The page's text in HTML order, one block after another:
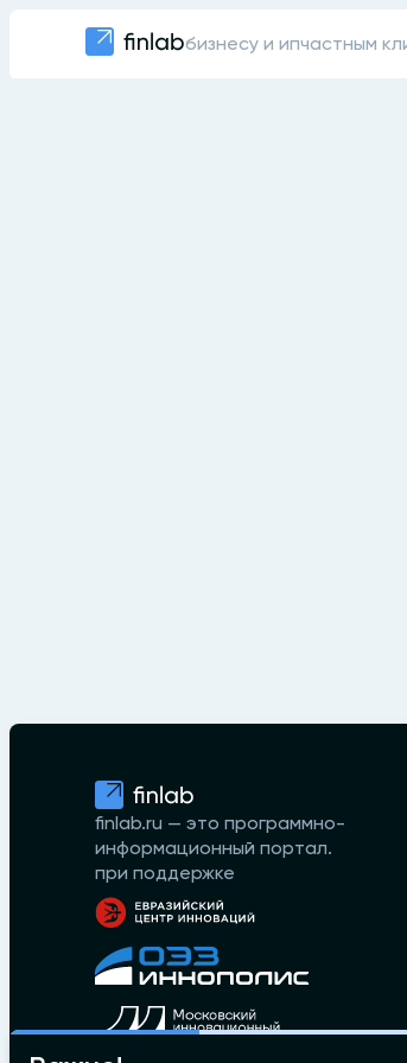
бизнесу и ипчастным
finlab.ru — это программно-
информационный портал.
при поддержке